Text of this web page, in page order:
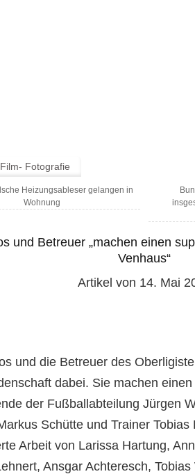
Fotografie
Heizungsableser gelangen in
Wohnung
und Betreuer „machen einen
Venhaus“
Artikel von 14. Mai
und die Betreuer des
dabei. Sie machen
der Fußballabteilung Jürgen
Schütte und Trainer
Arbeit von Larissa Hartung,
Ansgar Achteresch,